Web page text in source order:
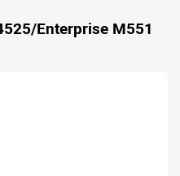
Enterprise M551